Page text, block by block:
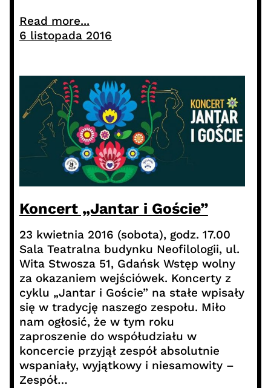
Read more...
6 listopada 2016
Koncert „Jantar i Goście”
23 kwietnia 2016 (sobota), godz. 17.00
Sala Teatralna budynku Neofilologii, ul.
Wita Stwosza 51, Gdańsk Wstęp wolny
za okazaniem wejściówek. Koncerty z
cyklu „Jantar i Goście” na stałe wpisały
się w tradycję naszego zespołu. Miło
nam ogłosić, że w tym roku
zaproszenie do współudziału w
koncercie przyjął zespół absolutnie
wspaniały, wyjątkowy i niesamowity –
Zespół…